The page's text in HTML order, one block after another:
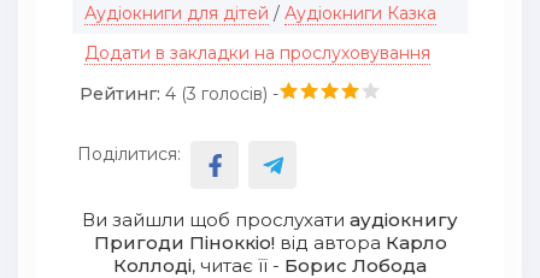
Аудіокниги для дітей / Аудіокниги Казка
Додати в закладки на прослуховування
Рейтинг: 4 (3 голосів) -
Поділитися:
Ви зайшли щоб прослухати аудіокнигу
Пригоди Пiноккiо!від автора Карло
Коллоді, читає її - Борис Лобода